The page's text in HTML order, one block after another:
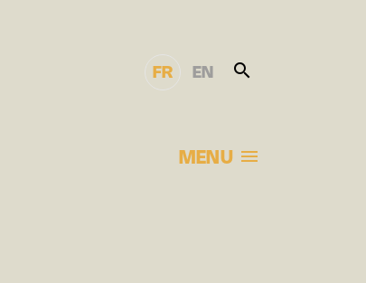
FR EN
MENU